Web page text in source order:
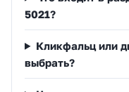
5021?
Кликфальц или
выбрать?